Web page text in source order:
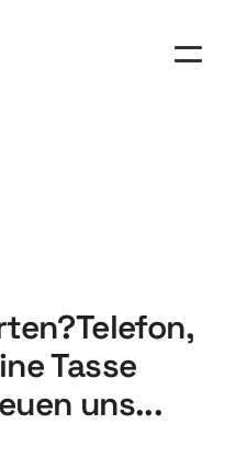
Telefon,
Tasse
uns...